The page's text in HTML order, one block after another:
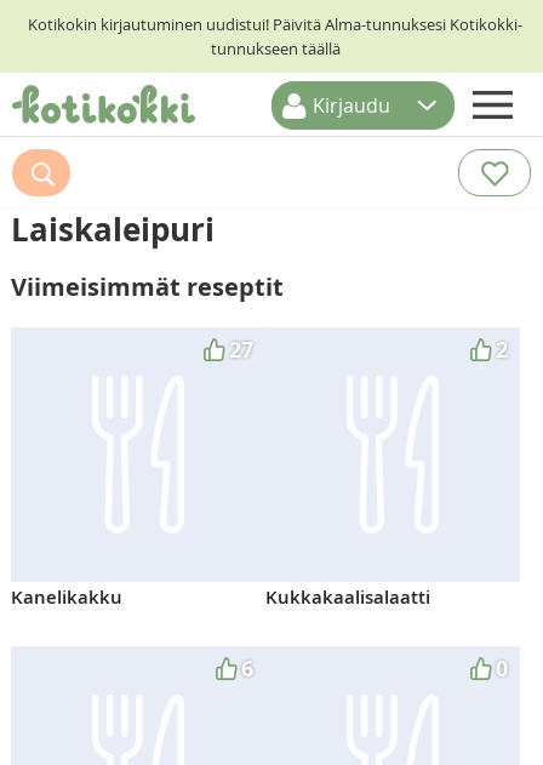
Kotikokin kirjautuminen uudistui! Päivitä Alma-tunnuksesi Kotikokki-
tunnukseen täällä
ETUSIVU
RESEPTIHAKU
RUOKATEEMAT
KESKUSTELUT
Kirjaudu
Laiskaleipuri
Viimeisimmät reseptit
27
Kanelikakku
2
Kukkakaalisalaatti
6 0